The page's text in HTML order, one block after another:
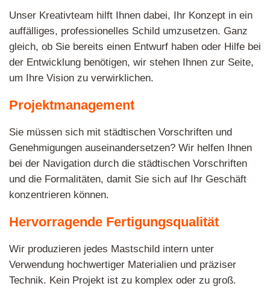
Unser Kreativteam hilft Ihnen dabei, Ihr Konzept in ein
auffälliges, professionelles Schild umzusetzen. Ganz
gleich, ob Sie bereits einen Entwurf haben oder Hilfe bei
der Entwicklung benötigen, wir stehen Ihnen zur Seite,
um Ihre Vision zu verwirklichen.
Projektmanagement
Sie müssen sich mit städtischen Vorschriften und
Genehmigungen auseinandersetzen? Wir helfen Ihnen
bei der Navigation durch die städtischen Vorschriften
und die Formalitäten, damit Sie sich auf Ihr Geschäft
konzentrieren können.
Hervorragende Fertigungsqualität
Wir produzieren jedes Mastschild intern unter
Verwendung hochwertiger Materialien und präziser
Technik. Kein Projekt ist zu komplex oder zu groß.